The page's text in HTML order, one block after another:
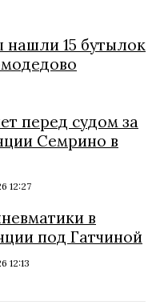
нашли 15 бутылок
перед судом за
Семрино в
12:27
в
под Гатчиной
12:13